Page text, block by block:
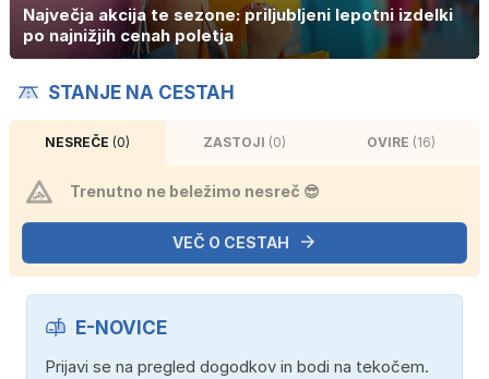
Največja akcija te sezone: priljubljeni lepotni izdelki
po najnižjih cenah poletja
STANJE NA CESTAH
NESREČE (0) ZASTOJI (0) OVIRE (16)
Trenutno ne beležimo nesreč 😎
VEČ O CESTAH
E-NOVICE
Prijavi se na pregled dogodkov in bodi na tekočem.